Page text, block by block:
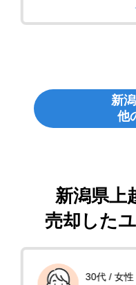
新
他
新潟県上
売却した
30代 / 女性